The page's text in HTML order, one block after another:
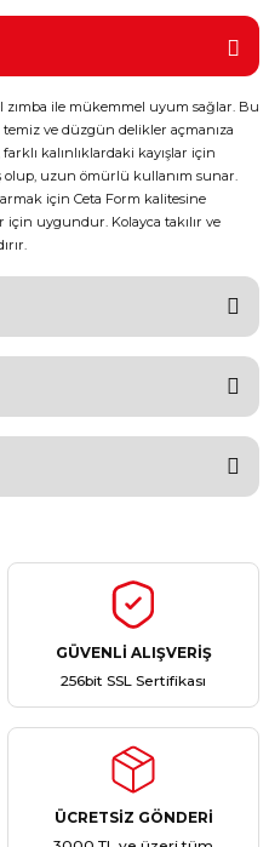
zımba ile mükemmel uyum sağlar. Bu
temiz ve düzgün delikler açmanıza
kalınlıklardaki kayışlar için
olup, uzun ömürlü kullanım sunar.
için Ceta Form kalitesine
uygundur. Kolayca takılır ve
Yaz
soru sorulmamış.
GÜVENLİ ALIŞVERİŞ
256bit SSL Sertifikası
ÜCRETSİZ GÖNDERİ